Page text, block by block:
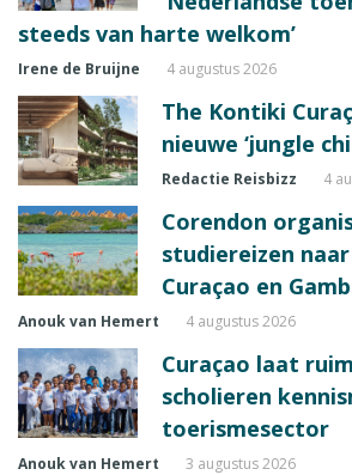
steeds van harte welkom’
Irene de Bruijne 4 augustus 2026
The Kontiki
nieuwe ‘jungle
Redactie Reisbizz 4
Corendon
studiereizen
Curaçao en
Anouk van Hemert 4 augustus 2026
Curaçao laat
scholieren
toerismesector
Anouk van Hemert 3 augustus 2026